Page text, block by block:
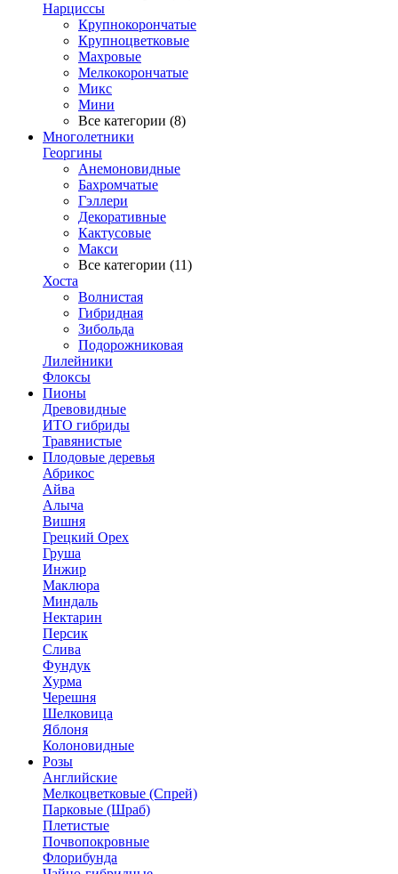
Нарциссы
Крупнокорончатые
Крупноцветковые
Махровые
Мелкокорончатые
Микс
Мини
Все категории (8)
Многолетники
Георгины
Анемоновидные
Бахромчатые
Гэллери
Декоративные
Кактусовые
Макси
Все категории (11)
Хоста
Волнистая
Гибридная
Зибольда
Подорожниковая
Лилейники
Флоксы
Пионы
Древовидные
ИТО гибриды
Травянистые
Плодовые деревья
Абрикос
Айва
Алыча
Вишня
Грецкий Орех
Груша
Инжир
Маклюра
Миндаль
Нектарин
Персик
Слива
Фундук
Хурма
Черешня
Шелковица
Яблоня
Колоновидные
Розы
Английские
Мелкоцветковые (Спрей)
Парковые (Шраб)
Плетистые
Почвопокровные
Флорибунда